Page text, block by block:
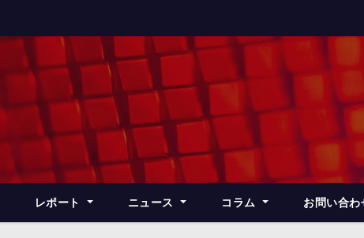
レポート ニュース コラム お問い合わ